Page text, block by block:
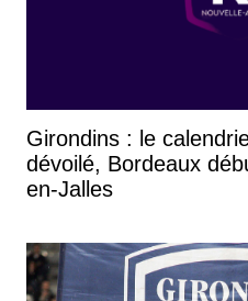
Girondins : le
dévoilé, Bordeaux
en-Jalles